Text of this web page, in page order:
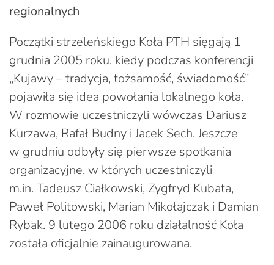
regionalnych
Początki strzeleńskiego Koła PTH sięgają 1
grudnia 2005 roku, kiedy podczas konferencji
„Kujawy – tradycja, tożsamość, świadomość”
pojawiła się idea powołania lokalnego koła.
W rozmowie uczestniczyli wówczas Dariusz
Kurzawa, Rafał Budny i Jacek Sech. Jeszcze
w grudniu odbyły się pierwsze spotkania
organizacyjne, w których uczestniczyli
m.in. Tadeusz Ciałkowski, Zygfryd Kubata,
Paweł Politowski, Marian Mikołajczak i Damian
Rybak. 9 lutego 2006 roku działalność Koła
została oficjalnie zainaugurowana.